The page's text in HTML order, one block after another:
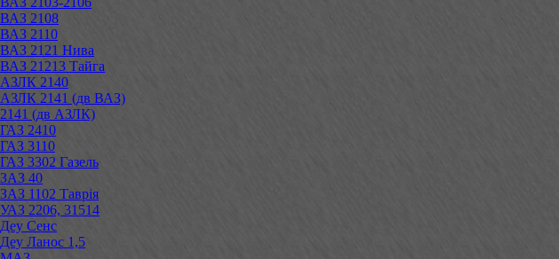
ВАЗ 2108
ВАЗ 2110
ВАЗ 2121 Нива
ВАЗ 21213 Тайга
АЗЛК 2140
АЗЛК 2141 (дв ВАЗ)
2141 (дв АЗЛК)
ГАЗ 2410
ГАЗ 3110
ГАЗ 3302 Газель
ЗАЗ 40
ЗАЗ 1102 Таврія
УАЗ 2206, 31514
Деу Сенс
Деу Ланос 1,5